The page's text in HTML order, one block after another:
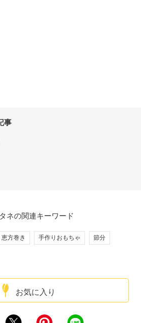
事
お気に入り
ネの関連キーワード
恵方巻き 手作りおもちゃ 節分